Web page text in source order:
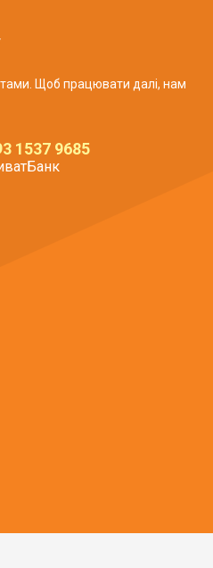
Щоб працювати далі, нам
1537 9685